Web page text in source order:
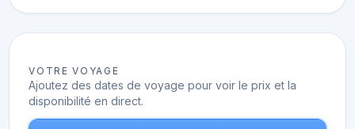
VOTRE VOYAGE
Ajoutez des dates de voyage pour voir le prix et la
disponibilité en direct.